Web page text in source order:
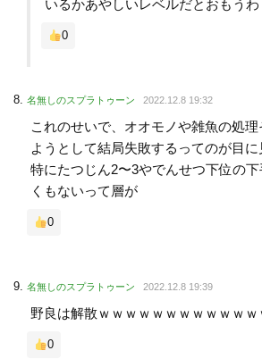
いるかあやしいレベルだとおもうわ
0
名無しのスプラトゥーン 2022.12.8 19:32
これのせいで、オオモノや雑魚の処
ようとして結局失敗するってのが目に
特にたつじん2〜3やでんせつ下位の
くもないって層が
0
名無しのスプラトゥーン 2022.12.8 19:39
野良は解散ｗｗｗｗｗｗｗｗｗｗｗｗ
0